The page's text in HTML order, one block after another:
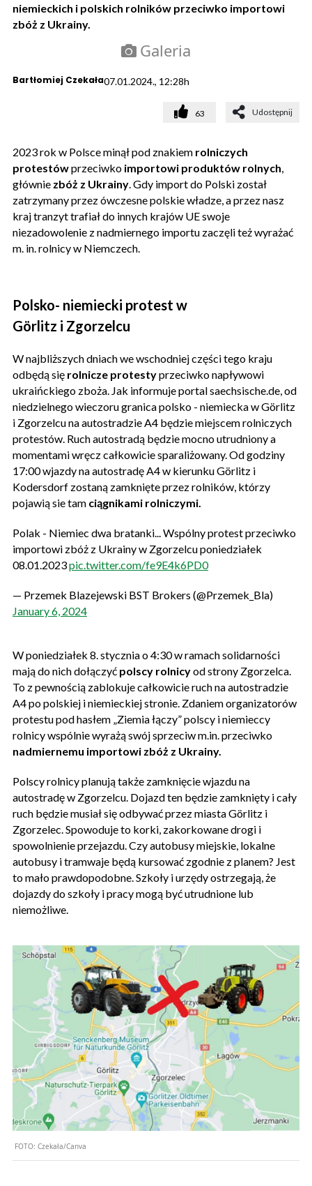
niemieckich i polskich rolników przeciwko importowi
zbóż z Ukrainy.
Galeria
Bartłomiej Czekała07.01.2024., 12:28h
63 Udostępnij
2023 rok w Polsce minął pod znakiem rolniczych
protestówprzeciwko importowi produktów rolnych
głównie zbóż z Ukrainy . Gdy import do Polski został
zatrzymany przez ówczesne polskie władze, a przez nasz
kraj tranzyt trafiał do innych krajów UE swoje
niezadowolenie z nadmiernego importu zaczęli też wyrażać
m. in. rolnicy w Niemczech.
Polsko- niemiecki protest w
Görlitz i Zgorzelcu
W najbliższych dniach we wschodniej części tego kraju
odbędą się rolnicze protestyprzeciwko napływowi
ukraińckiego zboża. Jak informuje portal saechsische.de, od
niedzielnego wieczoru granica polsko - niemiecka w Görlitz
i Zgorzelcu na autostradzie A4 będzie miejscem rolniczych
protestów. Ruch autostradą będzie mocno utrudniony a
momentami wręcz całkowicie sparaliżowany. Od godziny
17:00 wjazdy na autostradę A4 w kierunku Görlitz i
Kodersdorf zostaną zamknięte przez rolników, którzy
pojawią sie tam ciągnikami rolniczymi.
Polak - Niemiec dwa bratanki... Wspólny protest przeciwko
importowi zbóż z Ukrainy w Zgorzelcu poniedziałek
08.01.2023pic.twitter.com/fe9E4k6PD0
— Przemek Blazejewski BST Brokers (@Przemek_Bla)
January 6, 2024
W poniedziałek 8. stycznia o 4:30 w ramach solidarności
mają do nich dołączyć polscy rolnicyod strony Zgorzelca.
To z pewnością zablokuje całkowicie ruch na autostradzie
A4 po polskiej i niemieckiej stronie. Zdaniem organizatorów
protestu pod hasłem „Ziemia łączy” polscy i niemieccy
rolnicy wspólnie wyrażą swój sprzeciw m.in. przeciwko
nadmiernemu importowi zbóż z Ukrainy.
Polscy rolnicy planują także zamknięcie wjazdu na
autostradę w Zgorzelcu. Dojazd ten będzie zamknięty i cały
ruch będzie musiał się odbywać przez miasta Görlitz i
Zgorzelec. Spowoduje to korki, zakorkowane drogi i
spowolnienie przejazdu. Czy autobusy miejskie, lokalne
autobusy i tramwaje będą kursować zgodnie z planem? Jest
to mało prawdopodobne. Szkoły i urzędy ostrzegają, że
dojazdy do szkoły i pracy mogą być utrudnione lub
niemożliwe.
FOTO: Czekała/Canva